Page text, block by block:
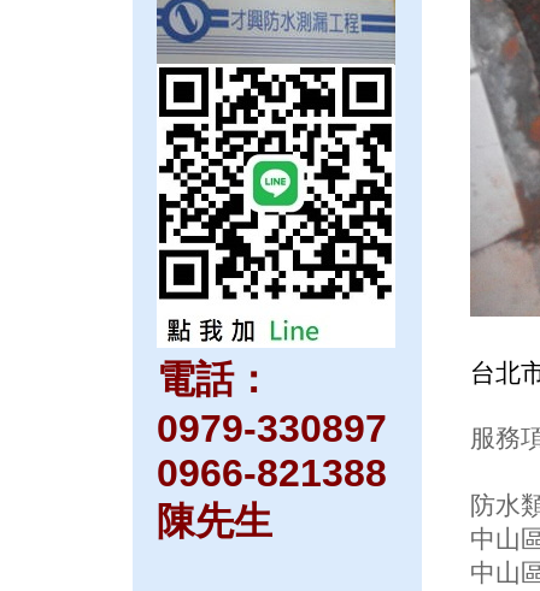
電話：
0979-330897
0966-821388
陳先生
台北
服務
防水
中山
中山